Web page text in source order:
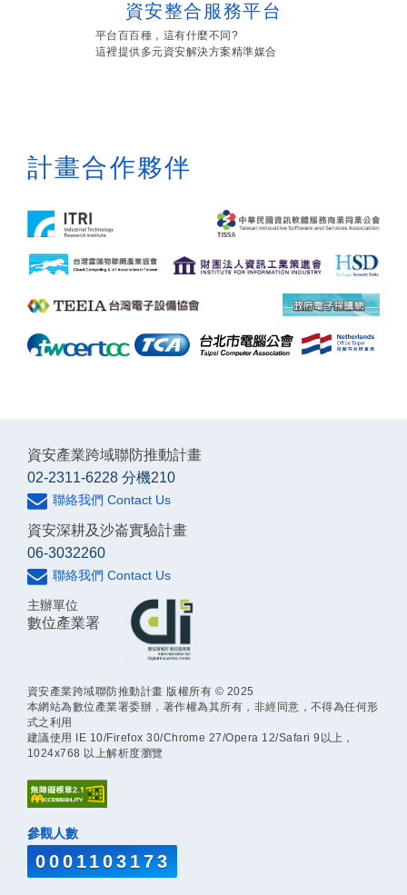
資安整合服務平台
平台百百種，這有什麼不同?
這裡提供多元資安解決方案精準媒合
計畫合作夥伴
資安產業跨域聯防推動計畫
02-2311-6228 分機210
聯絡我們 Contact Us
資安深耕及沙崙實驗計畫
06-3032260
聯絡我們 Contact Us
主辦單位
數位產業署
資安產業跨域聯防推動計畫 版權所有 © 2025
本網站為數位產業署委辦，著作權為其所有，非經同意，不得為任何形
式之利用
建議使用 IE 10/Firefox 30/Chrome 27/Opera 12/Safari 9以上，
1024x768 以上解析度瀏覽
參觀人數
0001103173